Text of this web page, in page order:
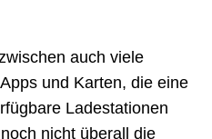
auch viele
und Karten, die eine
Ladestationen
nicht überall die